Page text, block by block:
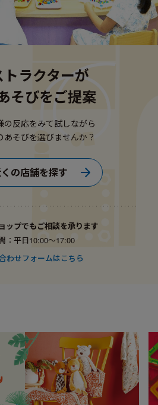
トラクターが
そびをご提案
の反応をみて試しながら
あそびを選びませんか？
の店舗を探す
ップでもご相談を承ります
：平日10:00〜17:00
わせフォームはこちら